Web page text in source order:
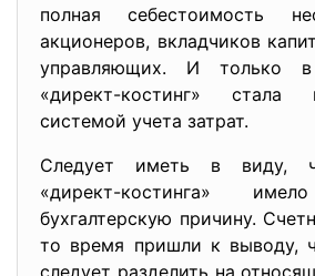
полная себестоимость
акционеров, вкладчиков
управляющих. И только
«директ-костинг» стала
системой учета затрат.
Следует иметь в виду,
«директ-костинга»
бухгалтерскую причину.
то время пришли к выводу,
следует разделить на